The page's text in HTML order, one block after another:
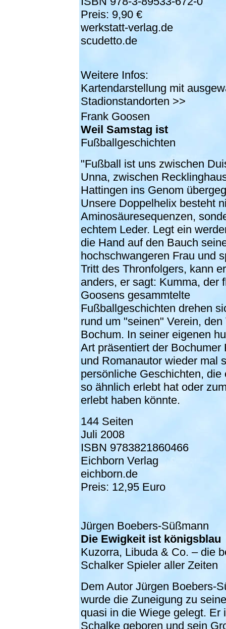
Preis: 9,90 €
werkstatt-verlag.de
scudetto.de
Weitere Infos:
Kartendarstellung mit
Stadionstandorten >>
Frank Goosen
Weil Samstag ist
Fußballgeschichten
"Fußball ist uns zwischen
Unna, zwischen
Hattingen ins Genom
Unsere Doppelhelix besteht
Aminosäuresequenzen,
echtem Leder. Legt ein
die Hand auf den Bauch
hochschwangeren Frau und
Tritt des Thronfolgers, kann
anders, er sagt: Kumma, der
Goosens gesammtelte
Fußballgeschichten drehen
rund um "seinen" Verein, den
Bochum. In seiner eigenen
Art präsentiert der Bochumer
und Romanautor wieder mal
persönliche Geschichten, die
so ähnlich erlebt hat oder
erlebt haben könnte.
144 Seiten
Juli 2008
ISBN 9783821860466
Eichborn Verlag
eichborn.de
Preis: 12,95 Euro
Jürgen Boebers-Süßmann
Die Ewigkeit ist königsblau
Kuzorra, Libuda & Co. – die
Schalker Spieler aller Zeiten
Dem Autor Jürgen Boebers-
wurde die Zuneigung zu
quasi in die Wiege gelegt. Er
Schalke geboren und sein